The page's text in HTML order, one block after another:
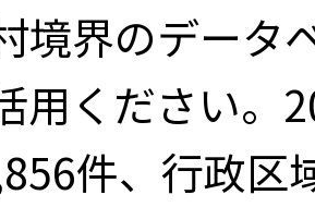
境界のデータ
用ください。
件、行政区